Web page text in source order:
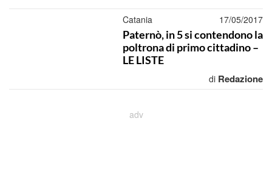
Catania 17/05/2017
Paternò, in 5 si contendono la
poltrona di primo cittadino –
LE LISTE
di Redazione